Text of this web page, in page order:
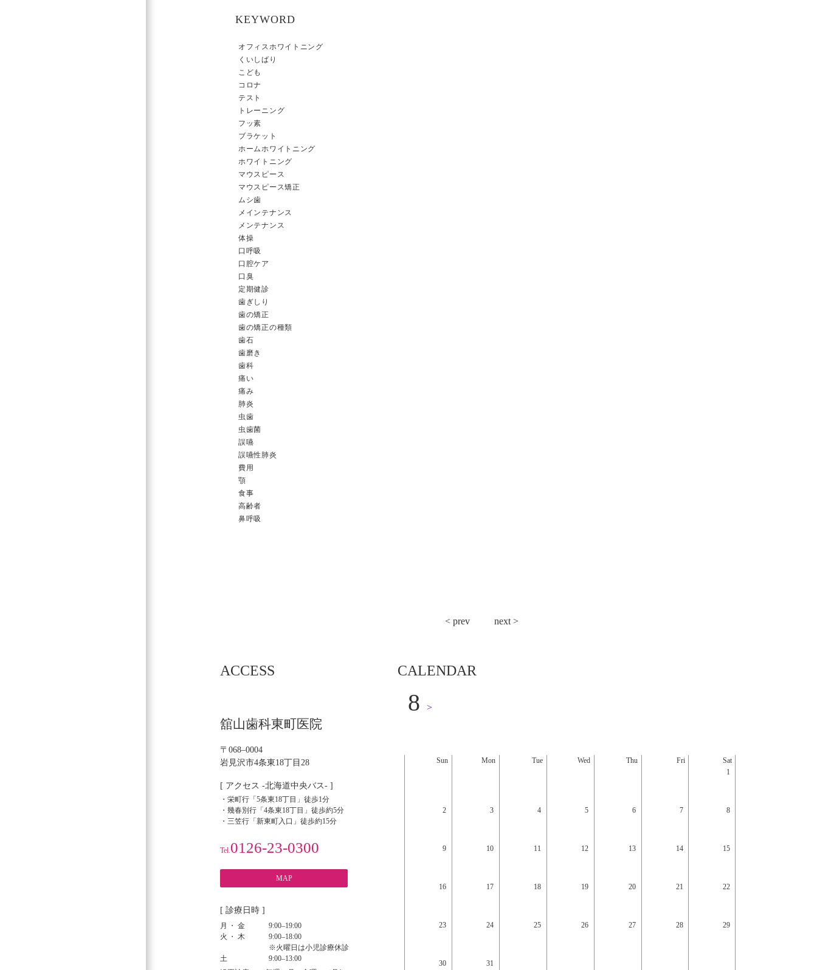
KEYWORD
オフィスホワイトニング
くいしばり
こども
コロナ
テスト
トレーニング
フッ素
ブラケット
ホームホワイトニング
ホワイトニング
マウスピース
マウスピース矯正
ムシ歯
メインテナンス
メンテナンス
体操
口呼吸
口腔ケア
口臭
定期健診
歯ぎしり
歯の矯正
歯の矯正の種類
歯石
歯磨き
歯科
痛い
痛み
肺炎
虫歯
虫歯菌
誤嚥
誤嚥性肺炎
費用
顎
食事
高齢者
鼻呼吸
< prev next >
ACCESS
舘山歯科東町医院
〒068–0004
岩見沢市4条東18丁目28
[ アクセス -北海道中央バス- ]
・栄町行「5条東18丁目」徒歩1分
・幾春別行「4条東18丁目」徒歩約5分
・三笠行「新東町入口」徒歩約15分
Tel.0126-23-0300
MAP
[ 診療日時 ]
月・金
9:00‒19:00
火・木
9:00‒18:00
※火曜日は小児診療休診
土
9:00‒13:00
CALENDAR
Sun Mon Tue Wed Thu Fri
Sat
1
2 3 4 5 6 7 8
9 10 11 12 13 14 15
16 17 18 19 20 21 22
23 24 25 26 27 28 29
30 31
8 >